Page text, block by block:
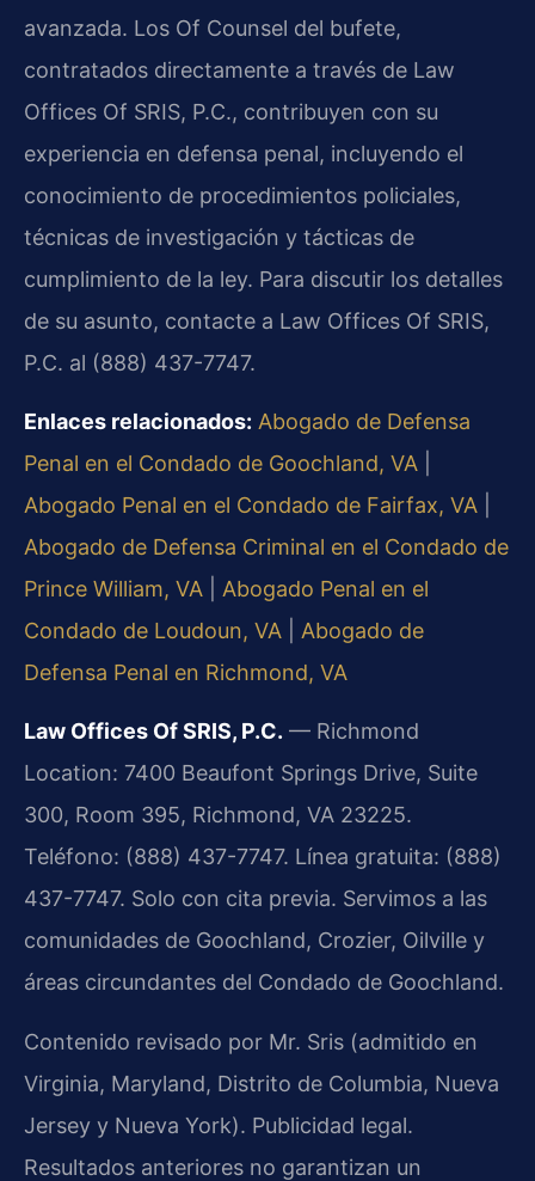
avanzada. Los Of Counsel del bufete,
contratados directamente a través de Law
Offices Of SRIS, P.C., contribuyen con su
experiencia en defensa penal, incluyendo el
conocimiento de procedimientos policiales,
técnicas de investigación y tácticas de
cumplimiento de la ley. Para discutir los detalles
de su asunto, contacte a Law Offices Of SRIS,
P.C. al (888) 437-7747.
Enlaces relacionados: Abogado de Defensa
Penal en el Condado de Goochland, VA
Abogado Penal en el Condado de Fairfax, VA
Abogado de Defensa Criminal en el Condado de
Prince William, VA
Abogado Penal en el
Condado de Loudoun, VA
Abogado de
Defensa Penal en Richmond, VA
Law Offices Of SRIS, P.C. — Richmond
Location: 7400 Beaufont Springs Drive, Suite
300, Room 395, Richmond, VA 23225.
Teléfono: (888) 437-7747. Línea gratuita: (888)
437-7747. Solo con cita previa. Servimos a las
comunidades de Goochland, Crozier, Oilville y
áreas circundantes del Condado de Goochland.
Contenido revisado por Mr. Sris (admitido en
Virginia, Maryland, Distrito de Columbia, Nueva
Jersey y Nueva York). Publicidad legal.
Resultados anteriores no garantizan un